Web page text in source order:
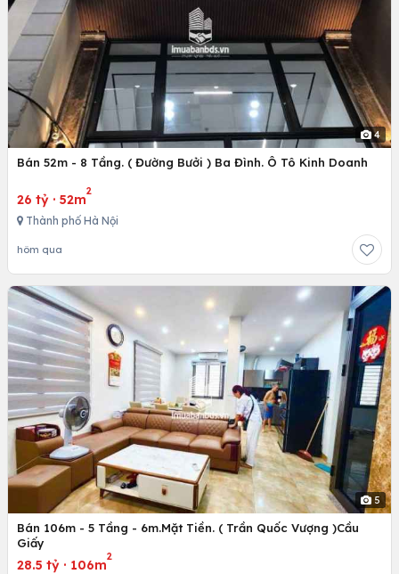
4
Bán 52m - 8 Tầng. ( Đường Bưởi ) Ba Đình. Ô Tô Kinh Doanh
26 tỷ · 52m
2
Thành phố Hà Nội
hôm qua
5
Bán 106m - 5 Tầng - 6m.Mặt Tiền. ( Trần Quốc Vượng )Cầu
Giấy
28.5 tỷ · 106m
2